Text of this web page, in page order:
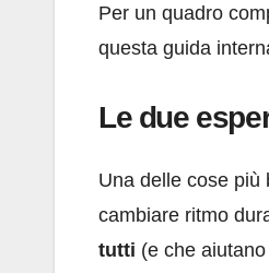
Per un quadro
questa guida
Le due
Una delle cose più
cambiare ritmo
tutti (e che